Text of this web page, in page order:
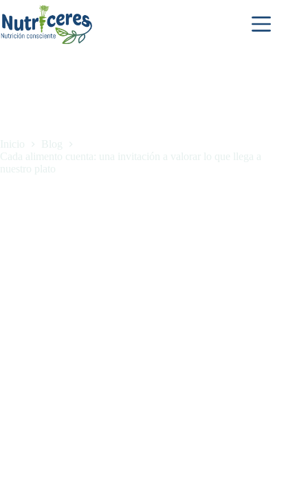
Inicio
Blog
Cada alimento cuenta: una invitación a valorar lo que llega a
nuestro plato